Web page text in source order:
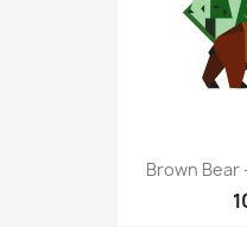
Brown Bear